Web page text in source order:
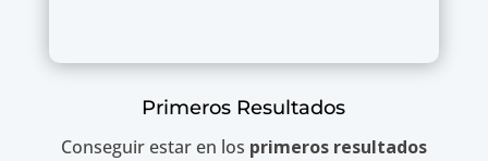
Primeros Resultados
Conseguir estar en los primeros resultados